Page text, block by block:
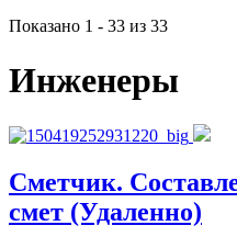
Показано 1 - 33 из 33
Инженеры
Сметчик.
смет (Удаленно)